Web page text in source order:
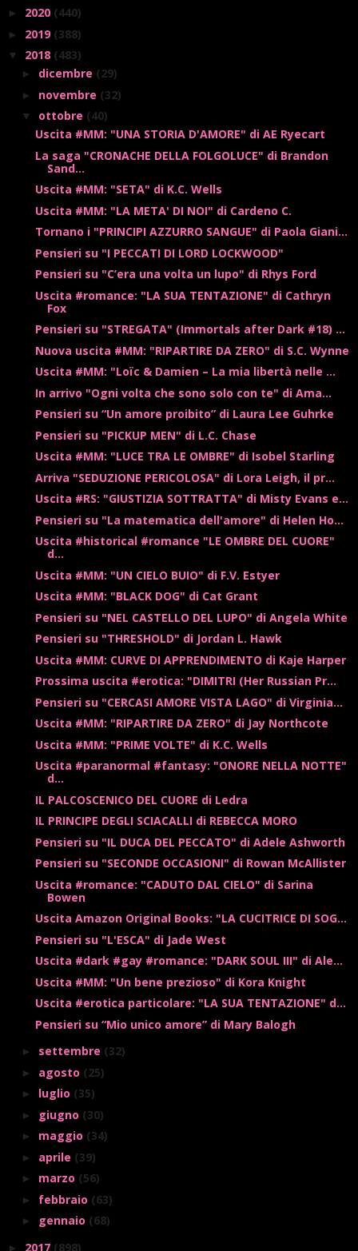
► 2020 (440)
► 2019 (388)
▼ 2018 (483)
► dicembre (29)
► novembre (32)
▼ ottobre (40)
Uscita #MM: "UNA STORIA D'AMORE" di AE Ryecart
La saga "CRONACHE DELLA FOLGOLUCE" di Brandon
Sand...
Uscita #MM: "SETA" di K.C. Wells
Uscita #MM: "LA META' DI NOI" di Cardeno C.
Tornano i "PRINCIPI AZZURRO SANGUE" di Paola Giani...
Pensieri su "I PECCATI DI LORD LOCKWOOD"
Pensieri su "C’era una volta un lupo" di Rhys Ford
Uscita #romance: "LA SUA TENTAZIONE" di Cathryn
Fox
Pensieri su "STREGATA" (Immortals after Dark #18) ...
Nuova uscita #MM: "RIPARTIRE DA ZERO" di S.C. Wynne
Uscita #MM: "Loïc & Damien – La mia libertà nelle ...
In arrivo "Ogni volta che sono solo con te" di Ama...
Pensieri su “Un amore proibito” di Laura Lee Guhrke
Pensieri su "PICKUP MEN" di L.C. Chase
Uscita #MM: "LUCE TRA LE OMBRE" di Isobel Starling
Arriva "SEDUZIONE PERICOLOSA" di Lora Leigh, il pr...
Uscita #RS: "GIUSTIZIA SOTTRATTA" di Misty Evans e...
Pensieri su "La matematica dell'amore" di Helen Ho...
Uscita #historical #romance "LE OMBRE DEL CUORE"
d...
Uscita #MM: "UN CIELO BUIO" di F.V. Estyer
Uscita #MM: "BLACK DOG" di Cat Grant
Pensieri su "NEL CASTELLO DEL LUPO" di Angela White
Pensieri su "THRESHOLD" di Jordan L. Hawk
Uscita #MM: CURVE DI APPRENDIMENTO di Kaje Harper
Prossima uscita #erotica: "DIMITRI (Her Russian Pr...
Pensieri su "CERCASI AMORE VISTA LAGO" di Virginia...
Uscita #MM: "RIPARTIRE DA ZERO" di Jay Northcote
Uscita #MM: "PRIME VOLTE" di K.C. Wells
Uscita #paranormal #fantasy: "ONORE NELLA NOTTE"
d...
IL PALCOSCENICO DEL CUORE di Ledra
IL PRINCIPE DEGLI SCIACALLI di REBECCA MORO
Pensieri su "IL DUCA DEL PECCATO" di Adele Ashworth
Pensieri su "SECONDE OCCASIONI" di Rowan McAllister
Uscita #romance: "CADUTO DAL CIELO" di Sarina
Bowen
Uscita Amazon Original Books: "LA CUCITRICE DI SOG...
Pensieri su "L'ESCA" di Jade West
Uscita #dark #gay #romance: "DARK SOUL III" di Ale...
Uscita #MM: "Un bene prezioso" di Kora Knight
Uscita #erotica particolare: "LA SUA TENTAZIONE" d...
Pensieri su “Mio unico amore” di Mary Balogh
► settembre (32)
► agosto (25)
► luglio (35)
► giugno (30)
► maggio (34)
► aprile (39)
► marzo (56)
► febbraio (63)
► gennaio (68)
► 2017 (898)